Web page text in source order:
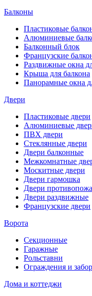
Балконы
Пластиковые
Алюминиевые
Балконный блок
Французские
Раздвижные окна
Крыша для балкона
Панорамные окна
Двери
Пластиковые двери
Алюминиевые
ПВХ двери
Стеклянные двери
Двери балконные
Межкомнатные
Москитные двери
Двери гармошка
Двери
Двери раздвижные
Французские двери
Ворота
Секционные
Гаражные
Рольставни
Ограждения и
Дома и коттеджи